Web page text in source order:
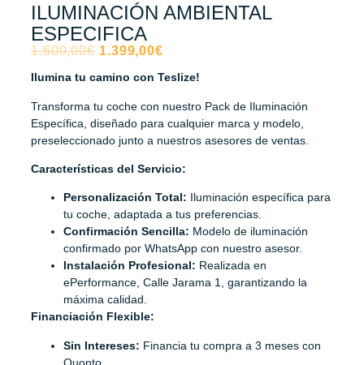
ILUMINACIÓN AMBIENTAL
ESPECIFICA
1.600,00€ 1.399,00€
Ilumina tu camino con Teslize!
Transforma tu coche con nuestro Pack de Iluminación
Específica, diseñado para cualquier marca y modelo,
preseleccionado junto a nuestros asesores de ventas.
Características del Servicio:
Personalización Total: Iluminación específica para
tu coche, adaptada a tus preferencias.
Confirmación Sencilla: Modelo de iluminación
confirmado por WhatsApp con nuestro asesor.
Instalación Profesional: Realizada en
ePerformance, Calle Jarama 1, garantizando la
máxima calidad.
Financiación Flexible:
Sin Intereses: Financia tu compra a 3 meses con